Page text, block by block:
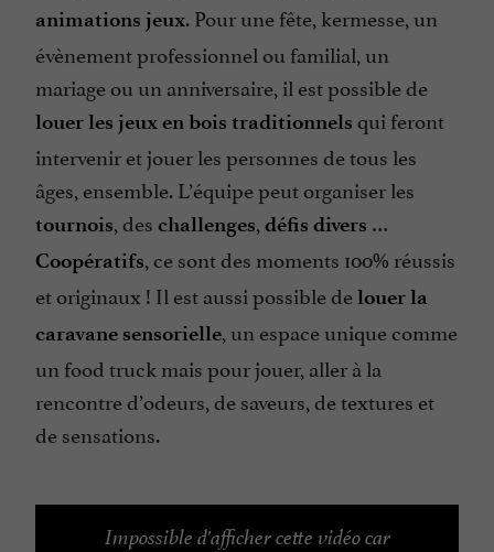
animations jeux. Pour une fête, kermesse, un
évènement professionnel ou familial, un
mariage ou un anniversaire, il est possible de
louer les jeux en bois traditionnels qui feront
intervenir et jouer les personnes de tous les
âges, ensemble. L’équipe peut organiser les
tournois, des challenges, défis divers …
Coopératifs, ce sont des moments 100% réussis
et originaux ! Il est aussi possible delouer la
caravane sensorielle, un espace unique comme
un food truck mais pour jouer, aller à la
rencontre d’odeurs, de saveurs, de textures et
de sensations.
Impossible d'afficher cette vidéo car